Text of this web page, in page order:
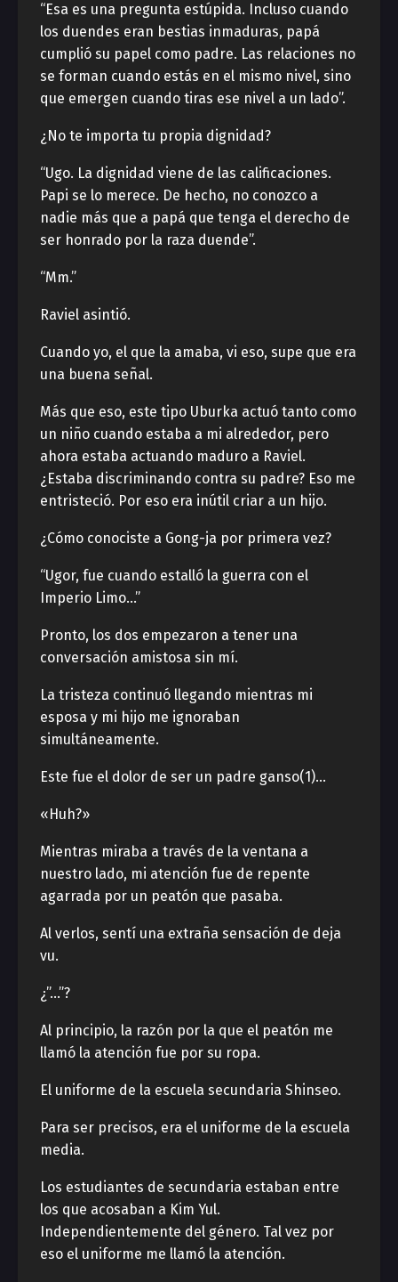
“Esa es una pregunta estúpida. Incluso cuando
los duendes eran bestias inmaduras, papá
cumplió su papel como padre. Las relaciones no
se forman cuando estás en el mismo nivel, sino
que emergen cuando tiras ese nivel a un lado”.
¿No te importa tu propia dignidad?
“Ugo. La dignidad viene de las calificaciones.
Papi se lo merece. De hecho, no conozco a
nadie más que a papá que tenga el derecho de
ser honrado por la raza duende”.
“Mm.”
Raviel asintió.
Cuando yo, el que la amaba, vi eso, supe que era
una buena señal.
Más que eso, este tipo Uburka actuó tanto como
un niño cuando estaba a mi alrededor, pero
ahora estaba actuando maduro a Raviel.
¿Estaba discriminando contra su padre? Eso me
entristeció. Por eso era inútil criar a un hijo.
¿Cómo conociste a Gong-ja por primera vez?
“Ugor, fue cuando estalló la guerra con el
Imperio Limo…”
Pronto, los dos empezaron a tener una
conversación amistosa sin mí.
La tristeza continuó llegando mientras mi
esposa y mi hijo me ignoraban
simultáneamente.
Este fue el dolor de ser un padre ganso(1)…
«Huh?»
Mientras miraba a través de la ventana a
nuestro lado, mi atención fue de repente
agarrada por un peatón que pasaba.
Al verlos, sentí una extraña sensación de deja
vu.
¿”…”?
Al principio, la razón por la que el peatón me
llamó la atención fue por su ropa.
El uniforme de la escuela secundaria Shinseo.
Para ser precisos, era el uniforme de la escuela
media.
Los estudiantes de secundaria estaban entre
los que acosaban a Kim Yul.
Independientemente del género. Tal vez por
eso el uniforme me llamó la atención.